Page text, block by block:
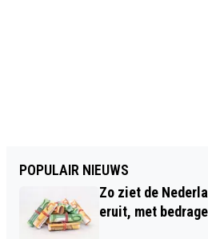
POPULAIR NIEUWS
Zo ziet de
eruit, met